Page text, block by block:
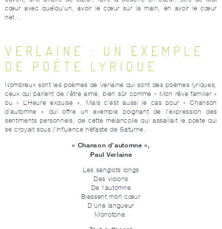
cœur avec quelqu’un, avoir le cœur sur la main, en avoir le cœur
net…
VERLAINE : UN EXEMPLE
DE POÈTE LYRIQUE
Nombreux sont les poèmes de Verlaine qui sont des poèmes lyriques,
ceux qui parlent de l’être aimé, bien sûr comme « Mon rêve familier »
ou « L’Heure exquise ». Mais c’est aussi le cas pour « Chanson
d’automne » qui offre un exemple poignant de l’expression des
sentiments personnels, de cette mélancolie qui assaillait le poète qui
se croyait sous l’influence néfaste de Saturne.
« Chanson d’automne »,
Paul Verlaine
Les sanglots longs
Des violons
De l'automne
Blessent mon cœur
D'une langueur
Monotone.